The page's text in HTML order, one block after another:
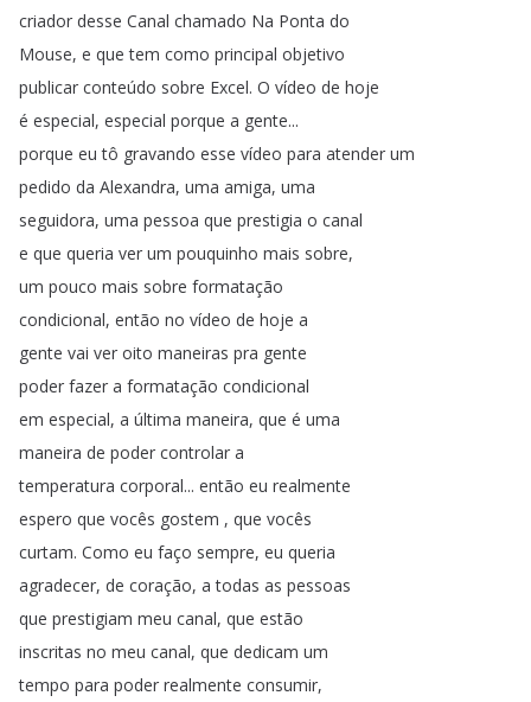
criador desse Canal chamado Na Ponta do
Mouse, e que tem como principal objetivo
publicar conteúdo sobre Excel. O vídeo de hoje
é especial, especial porque a gente...
porque eu tô gravando esse vídeo para atender um
pedido da Alexandra, uma amiga, uma
seguidora, uma pessoa que prestigia o canal
e que queria ver um pouquinho mais sobre,
um pouco mais sobre formatação
condicional, então no vídeo de hoje a
gente vai ver oito maneiras pra gente
poder fazer a formatação condicional
em especial, a última maneira, que é uma
maneira de poder controlar a
temperatura corporal... então eu realmente
espero que vocês gostem , que vocês
curtam. Como eu faço sempre, eu queria
agradecer, de coração, a todas as pessoas
que prestigiam meu canal, que estão
inscritas no meu canal, que dedicam um
tempo para poder realmente consumir,